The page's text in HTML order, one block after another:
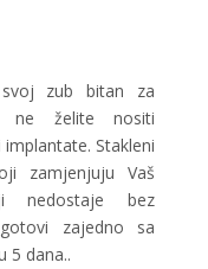
zub bitan za
želite nositi
Stakleni
zamjenjuju Vaš
nedostaje bez
zajedno sa
5 dana..